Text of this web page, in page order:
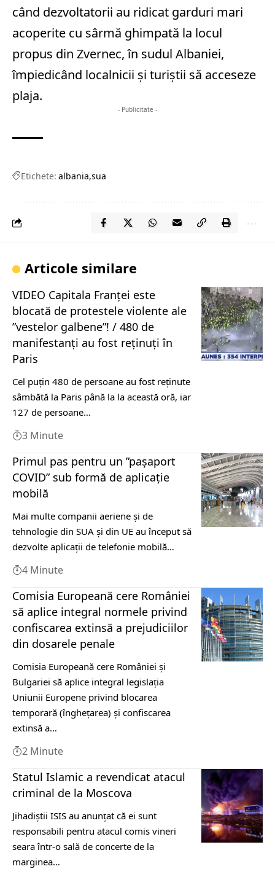
când dezvoltatorii au ridicat garduri mari
acoperite cu sârmă ghimpată la locul
propus din Zvernec, în sudul Albaniei,
împiedicând localnicii şi turiştii să acceseze
plaja.
- Publicitate -
Etichete: albania sua
Articole similare
VIDEO Capitala Franței este
blocată de protestele violente ale
”vestelor galbene”! / 480 de
manifestanți au fost reținuți în
Paris
Cel puţin 480 de persoane au fost reţinute
sâmbătă la Paris până la la această oră, iar
127 de persoane…
3 Minute
Primul pas pentru un ”pașaport
COVID” sub formă de aplicație
mobilă
Mai multe companii aeriene și de
tehnologie din SUA și din UE au început să
dezvolte aplicații de telefonie mobilă…
4 Minute
Comisia Europeană cere României
să aplice integral normele privind
confiscarea extinsă a prejudiciilor
din dosarele penale
Comisia Europeană cere României și
Bulgariei să aplice integral legislația
Uniunii Europene privind blocarea
temporară (înghețarea) și confiscarea
extinsă a…
2 Minute
Statul Islamic a revendicat atacul
criminal de la Moscova
Jihadiștii ISIS au anunțat că ei sunt
responsabili pentru atacul comis vineri
seara într-o sală de concerte de la
marginea…